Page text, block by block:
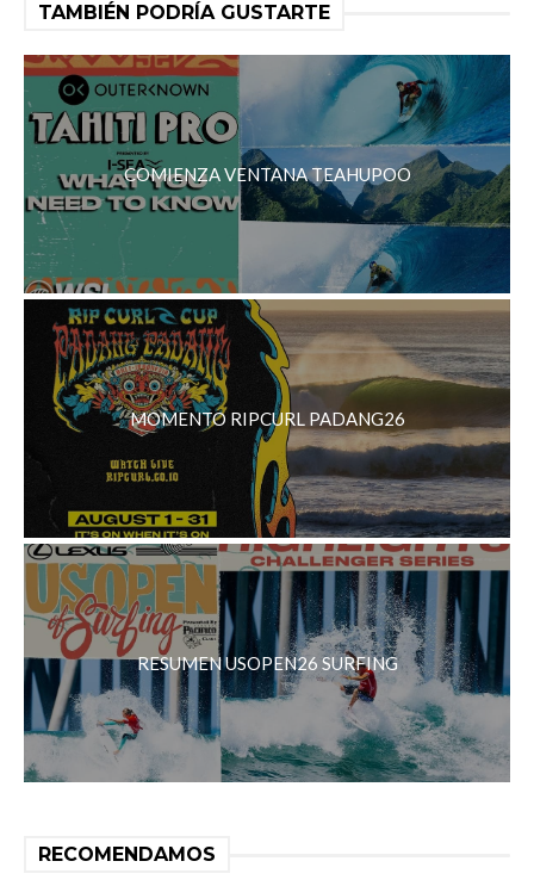
TAMBIÉN PODRÍA GUSTARTE
COMIENZA VENTANA TEAHUPOO
MOMENTO RIPCURL PADANG26
RESUMEN USOPEN26 SURFING
RECOMENDAMOS